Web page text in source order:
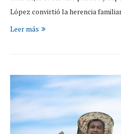
López convirtió la herencia
Leer más